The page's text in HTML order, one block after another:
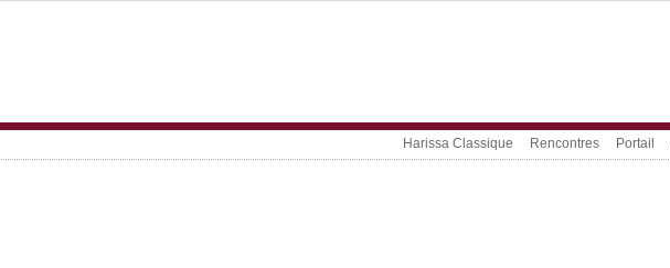
Harissa Classique Rencontres Portail